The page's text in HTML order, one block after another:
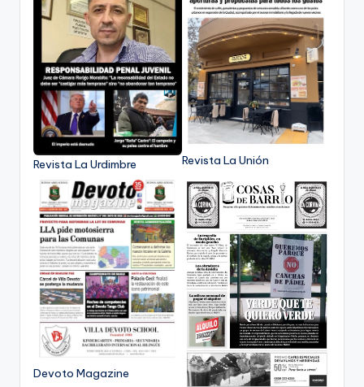
Revista La Urdimbre Revista La Unión
Devoto Magazine